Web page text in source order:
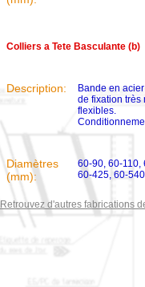
Colliers a Tete Basculante (b)
Description:
Bande en
de fixation très
flexibles.
Diamètres
(mm):
60-90, 60-110,
60-425, 60-
Retrouvez d'autres fabrications